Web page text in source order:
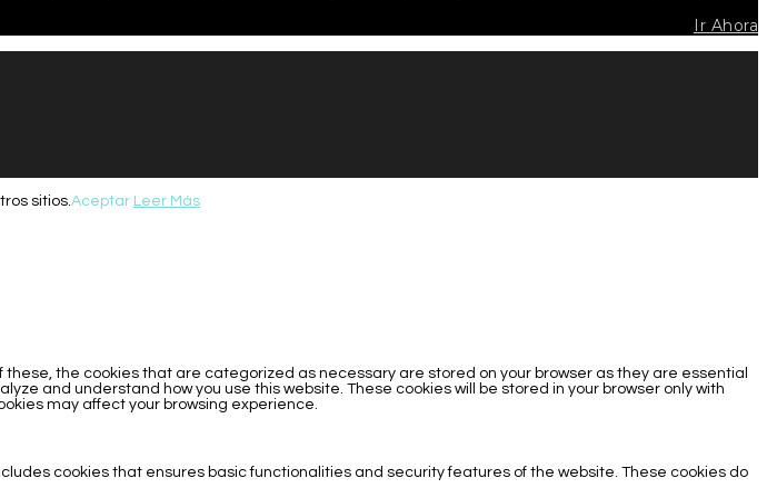
Ir Ahora
sitios. Aceptar Leer Más
the cookies that are categorized as necessary are stored on your browser as they are essential
and understand how you use this website. These cookies will be stored in your browser only with
may affect your browsing experience.
cookies that ensures basic functionalities and security features of the website. These cookies do